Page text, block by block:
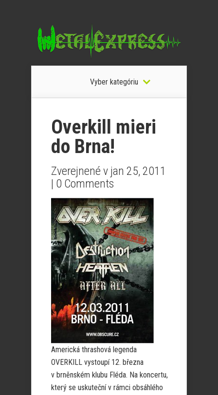
Vyber kategóriu
Overkill mieri
do Brna!
Zverejnené v jan 25, 2011
| 0 Comments
Americká thrashová legenda
OVERKILL vystoupí 12. března
v brněnském klubu Fléda. Na koncertu,
který se uskuteční v rámci obsáhlého